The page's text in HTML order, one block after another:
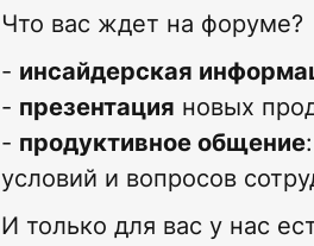
Что вас ждет на форуме?
- инсайдерская
- презентация новых
- ​​​​​​​ продуктивное общение
условий и вопросов
И только для вас у нас